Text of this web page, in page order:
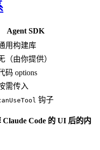
Agent SDK
用构建库
（由你提供）
码 options
需传入
钩子
Claude Code 的 UI 后的内